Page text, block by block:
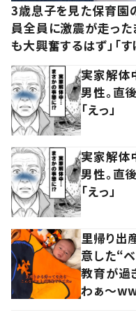
3歳息子を見た保育園
員全員に激震が走っ
も大興奮するはず」「す
実家解体
男性。直
「えっ」
実家解体
男性。直
「えっ」
里帰り出
意した“
教育が過
わぁ～ww